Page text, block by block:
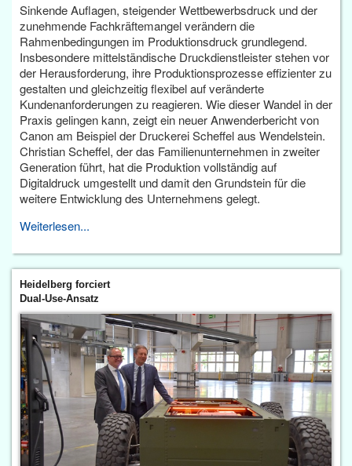
Sinkende Auflagen, steigender Wettbewerbsdruck und der
zunehmende Fachkräftemangel verändern die
Rahmenbedingungen im Produktionsdruck grundlegend.
Insbesondere mittelständische Druckdienstleister stehen vor
der Herausforderung, ihre Produktionsprozesse effizienter zu
gestalten und gleichzeitig flexibel auf veränderte
Kundenanforderungen zu reagieren. Wie dieser Wandel in der
Praxis gelingen kann, zeigt ein neuer Anwenderbericht von
Canon am Beispiel der Druckerei Scheffel aus Wendelstein.
Christian Scheffel, der das Familienunternehmen in zweiter
Generation führt, hat die Produktion vollständig auf
Digitaldruck umgestellt und damit den Grundstein für die
weitere Entwicklung des Unternehmens gelegt.
Weiterlesen...
Heidelberg forciert
Dual-Use-Ansatz